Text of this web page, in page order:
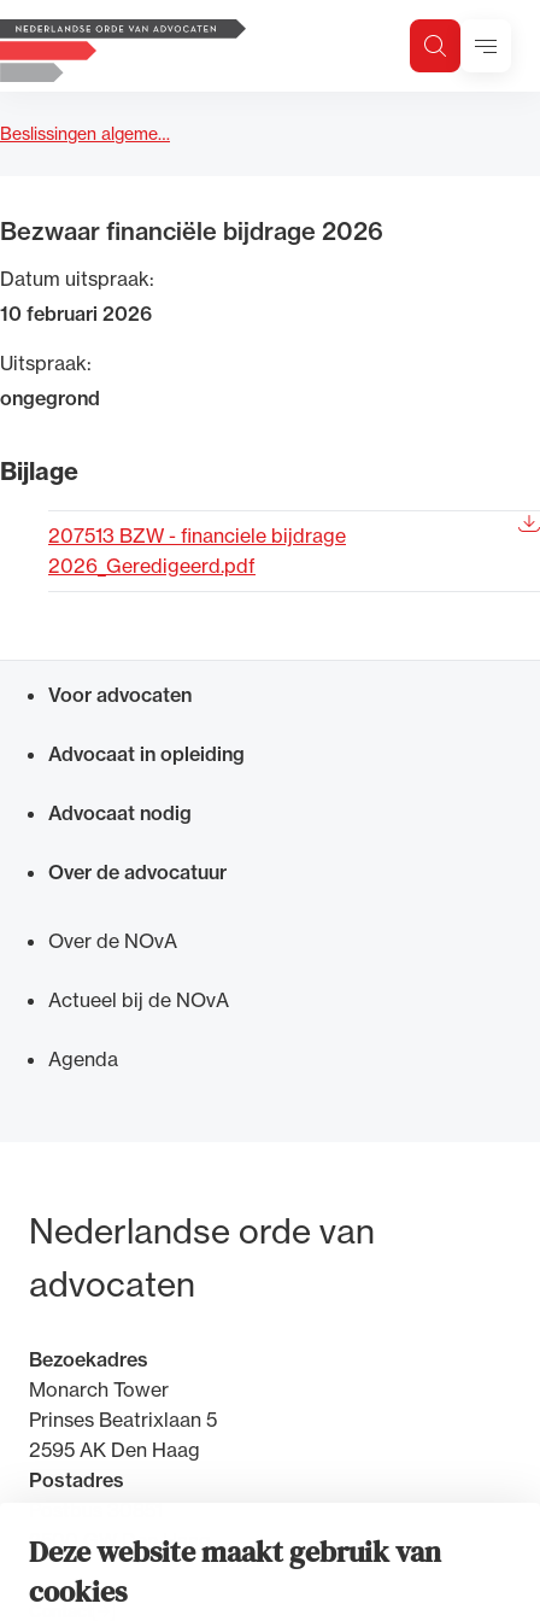
Deze website maakt gebruik van
cookies
Logo, to the homepage
ZoekenMenu
Beslissingen algeme…
Bezwaar financiële bijdrage 2026
Datum uitspraak:
10 februari 2026
Uitspraak:
ongegrond
Bijlage
207513 BZW - financiele bijdrage
2026_Geredigeerd.pdf
Voor advocaten
Advocaat in opleiding
Advocaat nodig
Over de advocatuur
Over de NOvA
Actueel bij de NOvA
Agenda
Bezoek- en postadres
Nederlandse orde van
advocaten
Bezoekadres
Monarch Tower
Prinses Beatrixlaan 5
2595 AK Den Haag
Postadres
2500 GW Den Haag
Zoeken
Zoek op trefwoord
Uitgelicht
Alle wet- en regelgeving voor de advocatuur.
Ondersteuning voor advocaten bij hun
het rechtsgebiedenregister en